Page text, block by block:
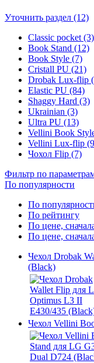
Уточнить раздел (12)
Classic pocket (3)
Book Stand (12)
Book Style (7)
Cristall PU (21)
Drobak Lux-flip
Elastic PU (84)
Shaggy Hard (3)
Ukrainian (3)
Ultra PU (13)
Vellini Book
Vellini Lux-flip
Чохол Flip (7)
Фильтр по
По популярности
По
По рейтингу
По цене,
По цене,
Чехол Drobak
(Black)
Чехол Vellini